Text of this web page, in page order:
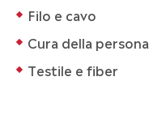
Filo e cavo
Cura della persona
Testile e fiber